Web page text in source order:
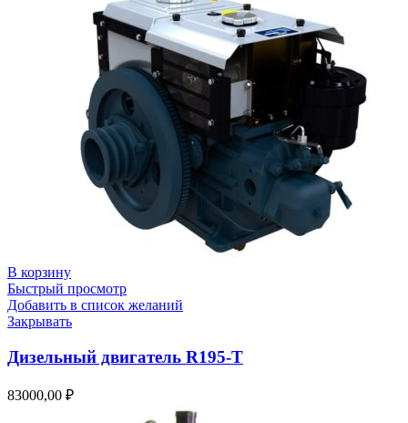
В корзину
Быстрый просмотр
Добавить в список желаний
Закрывать
Дизельный двигатель R195-T
83000,00 ₽